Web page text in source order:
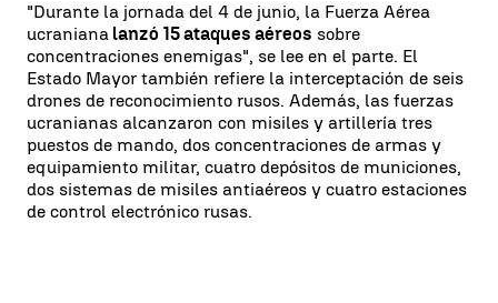
"Durante la jornada del 4 de junio, la Fuerza Aérea
ucraniana lanzó 15 ataques aéreos sobre
concentraciones enemigas", se lee en el parte. El
Estado Mayor también refiere la interceptación de seis
drones de reconocimiento rusos. Además, las fuerzas
ucranianas alcanzaron con misiles y artillería tres
puestos de mando, dos concentraciones de armas y
equipamiento militar, cuatro depósitos de municiones,
dos sistemas de misiles antiaéreos y cuatro estaciones
de control electrónico rusas.